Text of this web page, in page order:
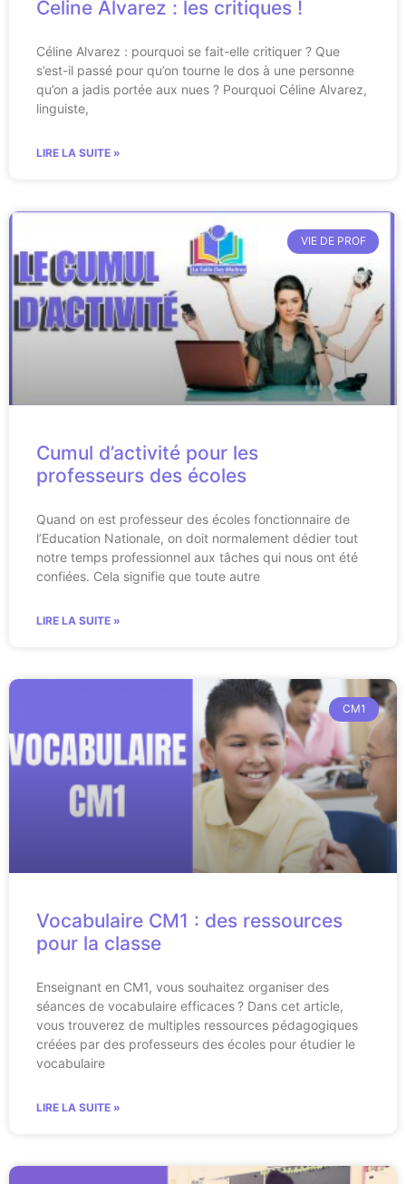
Celine Alvarez : les critiques !
Céline Alvarez : pourquoi se fait-elle critiquer ? Que
s’est-il passé pour qu’on tourne le dos à une personne
qu’on a jadis portée aux nues ? Pourquoi Céline Alvarez,
linguiste,
LIRE LA SUITE »
VIE DE PROF
Cumul d’activité pour les
professeurs des écoles
Quand on est professeur des écoles fonctionnaire de
l’Education Nationale, on doit normalement dédier tout
notre temps professionnel aux tâches qui nous ont été
confiées. Cela signifie que toute autre
LIRE LA SUITE »
CM1
Vocabulaire CM1 : des ressources
pour la classe
Enseignant en CM1, vous souhaitez organiser des
séances de vocabulaire efficaces ? Dans cet article,
vous trouverez de multiples ressources pédagogiques
créées par des professeurs des écoles pour étudier le
vocabulaire
LIRE LA SUITE »